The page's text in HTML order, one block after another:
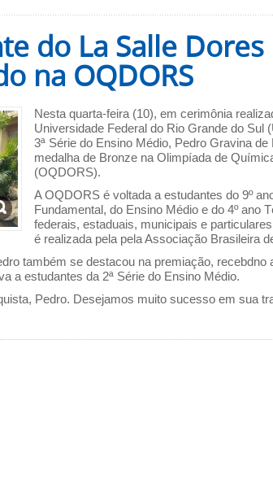
do La Salle Dores
na OQDORS
Nesta quarta-feira (10), em cerimônia
Universidade Federal do Rio Grande do Sul
3ª Série do Ensino Médio, Pedro Gravina
medalha de Bronze na Olimpíada de
(OQDORS).
A OQDORS é voltada a estudantes do 9º
Fundamental, do Ensino Médio e do 4º ano
federais, estaduais, municipais e
é realizada pela pela Associação Brasileira
também se destacou na premiação, recebdno
a estudantes da 2ª Série do Ensino Médio.
Pedro. Desejamos muito sucesso em sua